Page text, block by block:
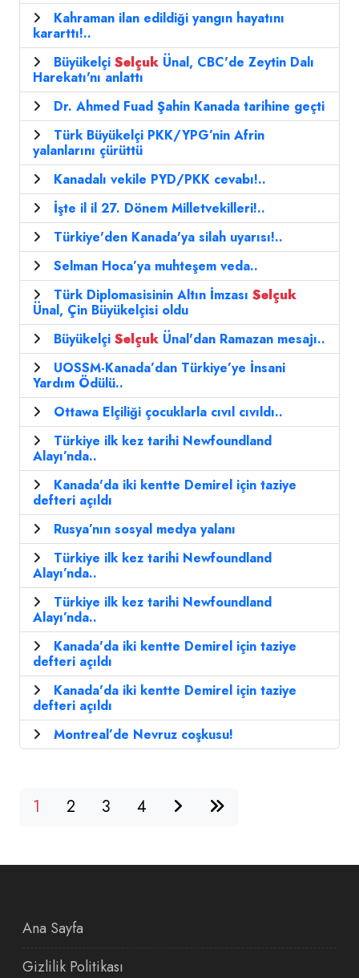
Kahraman ilan edildiği yangın hayatını
kararttı!..
Büyükelçi Selçuk Ünal, CBC'de Zeytin Dalı
Harekatı'nı anlattı
Dr. Ahmed Fuad Şahin Kanada tarihine geçti
Türk Büyükelçi PKK/YPG’nin Afrin
yalanlarını çürüttü
Kanadalı vekile PYD/PKK cevabı!..
İşte il il 27. Dönem Milletvekilleri!..
Türkiye'den Kanada'ya silah uyarısı!..
Selman Hoca’ya muhteşem veda..
Türk Diplomasisinin Altın İmzası Selçuk
Ünal, Çin Büyükelçisi oldu
Büyükelçi Selçuk Ünal'dan Ramazan mesajı..
UOSSM-Kanada’dan Türkiye’ye İnsani
Yardım Ödülü..
Ottawa Elçiliği çocuklarla cıvıl cıvıldı..
Türkiye ilk kez tarihi Newfoundland
Alayı’nda..
Kanada'da iki kentte Demirel için taziye
defteri açıldı
Rusya’nın sosyal medya yalanı
Türkiye ilk kez tarihi Newfoundland
Alayı’nda..
Türkiye ilk kez tarihi Newfoundland
Alayı’nda..
Kanada'da iki kentte Demirel için taziye
defteri açıldı
Kanada'da iki kentte Demirel için taziye
defteri açıldı
Montreal’de Nevruz coşkusu!
1 2 3 4
Ana Sayfa
Gizlilik Politikası